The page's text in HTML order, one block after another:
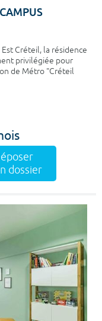
Créteil, la résidence
privilégiée pour
de Métro "Créteil
dossier